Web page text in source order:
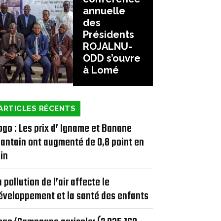
annuelle
des
Présidents
ROJALNU-
ODD s’ouvre
à Lomé
RÉCENTS
: Les prix d’ Igname et Banane
ont augmenté de 0,8 point en
pollution de l’air affecte le
et la santé des enfants